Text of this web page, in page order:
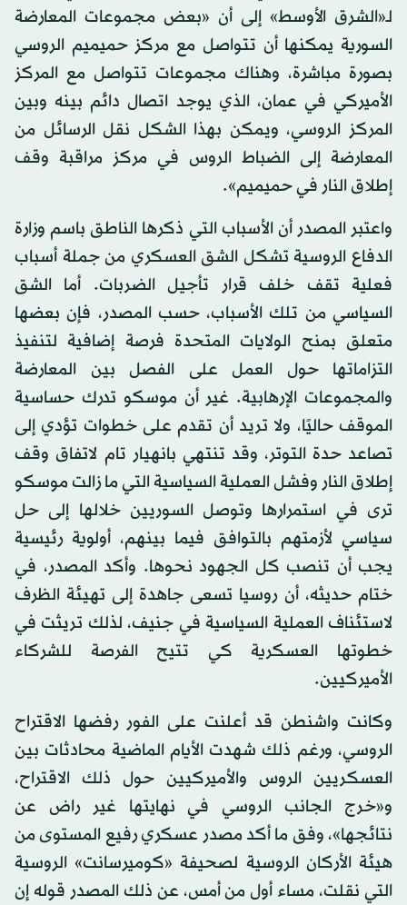
لـ«الشرق الأوسط» إلى أن «بعض مجموعات المعارضة
السورية يمكنها أن تتواصل مع مركز حميميم الروسي
بصورة مباشرة، وهناك مجموعات تتواصل مع المركز
الأميركي في عمان، الذي يوجد اتصال دائم بينه وبين
المركز الروسي، ويمكن بهذا الشكل نقل الرسائل من
المعارضة إلى الضباط الروس في مركز مراقبة وقف
إطلاق النار في حميميم».
واعتبر المصدر أن الأسباب التي ذكرها الناطق باسم وزارة
الدفاع الروسية تشكل الشق العسكري من جملة أسباب
فعلية تقف خلف قرار تأجيل الضربات. أما الشق
السياسي من تلك الأسباب، حسب المصدر، فإن بعضها
متعلق بمنح الولايات المتحدة فرصة إضافية لتنفيذ
التزاماتها حول العمل على الفصل بين المعارضة
والمجموعات الإرهابية. غير أن موسكو تدرك حساسية
الموقف حاليًا، ولا تريد أن تقدم على خطوات تؤدي إلى
تصاعد حدة التوتر، وقد تنتهي بانهيار تام لاتفاق وقف
إطلاق النار وفشل العملية السياسية التي ما زالت موسكو
ترى في استمرارها وتوصل السوريين خلالها إلى حل
سياسي لأزمتهم بالتوافق فيما بينهم، أولوية رئيسية
يجب أن تنصب كل الجهود نحوها. وأكد المصدر، في
ختام حديثه، أن روسيا تسعى جاهدة إلى تهيئة الظرف
لاستئناف العملية السياسية في جنيف، لذلك تريثت في
خطوتها العسكرية كي تتيح الفرصة للشركاء
الأميركيين.
وكانت واشنطن قد أعلنت على الفور رفضها الاقتراح
الروسي، ورغم ذلك شهدت الأيام الماضية محادثات بين
العسكريين الروس والأميركيين حول ذلك الاقتراح،
و«خرج الجانب الروسي في نهايتها غير راض عن
نتائجها»، وفق ما أكد مصدر عسكري رفيع المستوى من
هيئة الأركان الروسية لصحيفة «كوميرسانت» الروسية
التي نقلت، مساء أول من أمس، عن ذلك المصدر قوله إن